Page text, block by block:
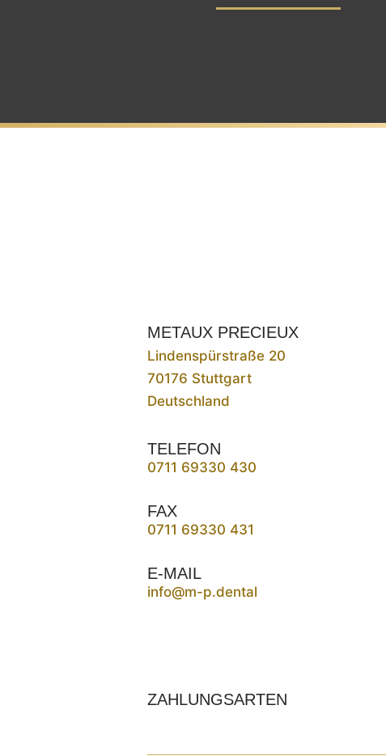
METAUX PRECIEUX
Lindenspürstraße 20
70176 Stuttgart
Deutschland
TELEFON
0711 69330 430
FAX
0711 69330 431
E-MAIL
info@m-p.dental
ZAHLUNGSARTEN